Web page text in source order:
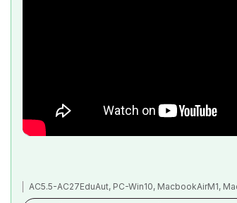
AC5.5-AC27EduAut, PC-Win10, MacbookAirM1,